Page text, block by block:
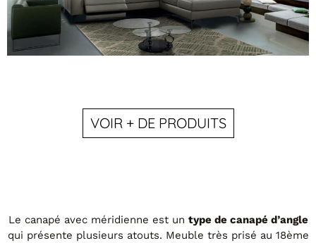
Canapé d'angle Panoramique Cuir Taupe
VOIR + DE PRODUITS
Le canapé avec méridienne est un type de canapé d’angle
qui présente plusieurs atouts. Meuble très prisé au 18ème